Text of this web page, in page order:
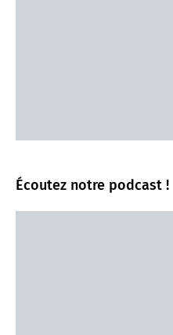
Écoutez notre podcast !